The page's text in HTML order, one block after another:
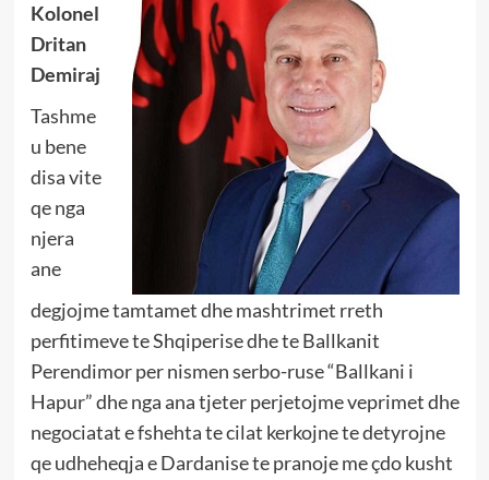
Kolonel
Dritan
Demiraj
Tashme
u bene
disa vite
qe nga
njera
ane
degjojme tamtamet dhe mashtrimet rreth
perfitimeve te Shqiperise dhe te Ballkanit
Perendimor per nismen serbo-ruse “Ballkani i
Hapur” dhe nga ana tjeter perjetojme veprimet dhe
negociatat e fshehta te cilat kerkojne te detyrojne
qe udheheqja e Dardanise te pranoje me çdo kusht